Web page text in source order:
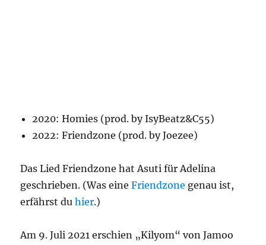
2020: Homies (prod. by IsyBeatz&C55)
2022: Friendzone (prod. by Joezee)
Das Lied Friendzone hat Asuti für Adelina
geschrieben. (Was eineFriendzone genau ist,
erfährst duhier.)
Am 9. Juli 2021 erschien „Kilyom“ von Jamoo